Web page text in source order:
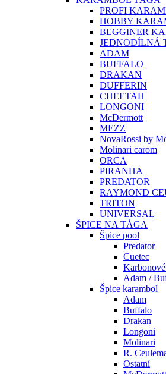
PROFI
HOBBY
BEGGINER
JEDNODÍLNÁ
ADAM
BUFFALO
DRAKAN
DUFFERIN
CHEETAH
LONGONI
McDermott
MEZZ
NovaRossi by
Molinari carom
ORCA
PIRANHA
PREDATOR
RAYMOND
TRITON
UNIVERSAL
ŠPICE NA TÁGA
Špice pool
Predator
Cuetec
Adam /
Špice karambol
Adam
Buffalo
Drakan
Longoni
Molinari
R.
Ostatní